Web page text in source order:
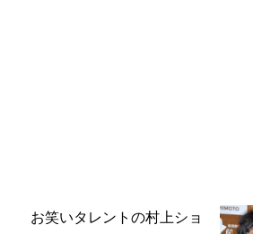
お笑いタレントの村上ショ